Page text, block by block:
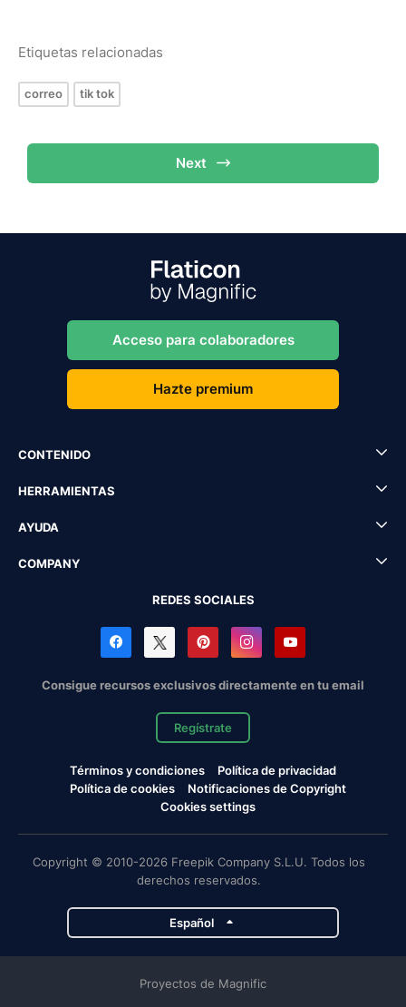
Etiquetas relacionadas
correo tik tok
Next
Acceso para colaboradores
Hazte premium
CONTENIDO
HERRAMIENTAS
AYUDA
COMPANY
REDES SOCIALES
Consigue recursos exclusivos directamente en tu email
Regístrate
Términos y condiciones
Política de privacidad
Política de cookies
Notificaciones de Copyright
Cookies settings
Copyright © 2010-2026 Freepik Company S.L.U. Todos los
derechos reservados.
Español
Proyectos de Magnific